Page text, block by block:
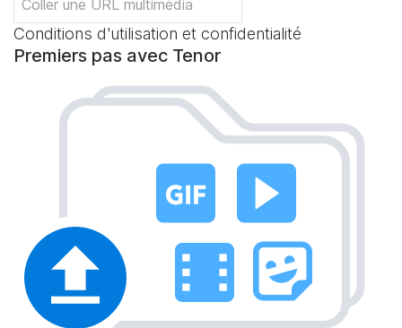
Conditions d'utilisation et confidentialité
Premiers pas avec Tenor